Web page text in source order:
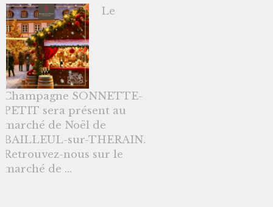
Le
Champagne SONNETTE-
PETIT sera présent au
marché de Noël de
BAILLEUL-sur-THERAIN.
Retrouvez-nous sur le
marché de ...